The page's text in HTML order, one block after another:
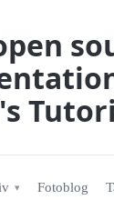
Fotoblog